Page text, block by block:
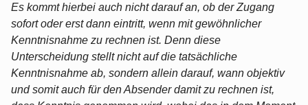
Es kommt hierbei auch nicht darauf an, ob der Zugang
sofort oder erst dann eintritt, wenn mit gewöhnlicher
Kenntnisnahme zu rechnen ist. Denn diese
Unterscheidung stellt nicht auf die tatsächliche
Kenntnisnahme ab, sondern allein darauf, wann objektiv
und somit auch für den Absender damit zu rechnen ist,